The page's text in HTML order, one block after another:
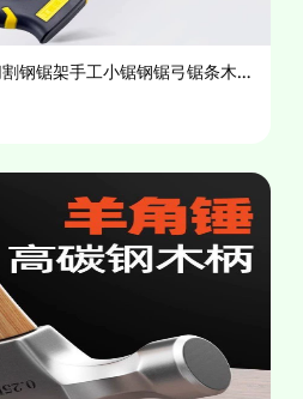
钢锯架手工小锯钢锯弓锯条木